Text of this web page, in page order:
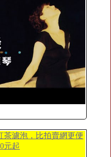
茶濾泡，比拍賣網更便
元起